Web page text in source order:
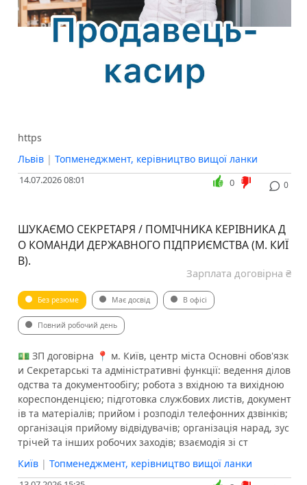
https
Львів | Топменеджмент, керівництво вищої ланки
14.07.2026 08:01 0
0
ШУКАЄМО СЕКРЕТАРЯ / ПОМІЧНИКА КЕРІВНИКА Д
О КОМАНДИ ДЕРЖАВНОГО ПІДПРИЄМСТВА (М. КИЇ
В).
Зарплата договірна ₴
Без резюме Має досвід В офісі
Повний робочий день
💵 ЗП договірна 📍 м. Київ, центр міста Основні обов'язк
и ️Секретарські та адміністративні функції: ведення ділов
одства та документообігу; робота з вхідною та вихідною
кореспонденцією; підготовка службових листів, документ
ів та матеріалів; прийом і розподіл телефонних дзвінків;
організація прийому відвідувачів; організація нарад, зус
трічей та інших робочих заходів; взаємодія зі ст
Київ | Топменеджмент, керівництво вищої ланки